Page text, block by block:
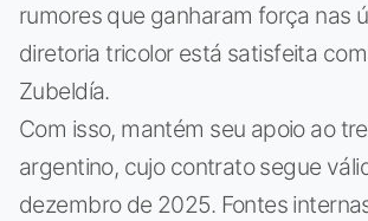
rumores que ganharam força nas
diretoria tricolor está satisfeita
Zubeldía.
Com isso, mantém seu apoio ao
argentino, cujo contrato segue
dezembro de 2025. Fontes